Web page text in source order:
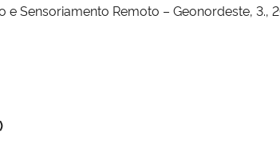
Sensoriamento Remoto – Geonordeste, 3.,